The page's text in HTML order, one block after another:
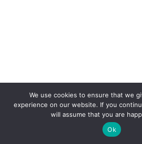
We use cookies to ensure that we
experience on our website. If you
will assume that you are
Ok